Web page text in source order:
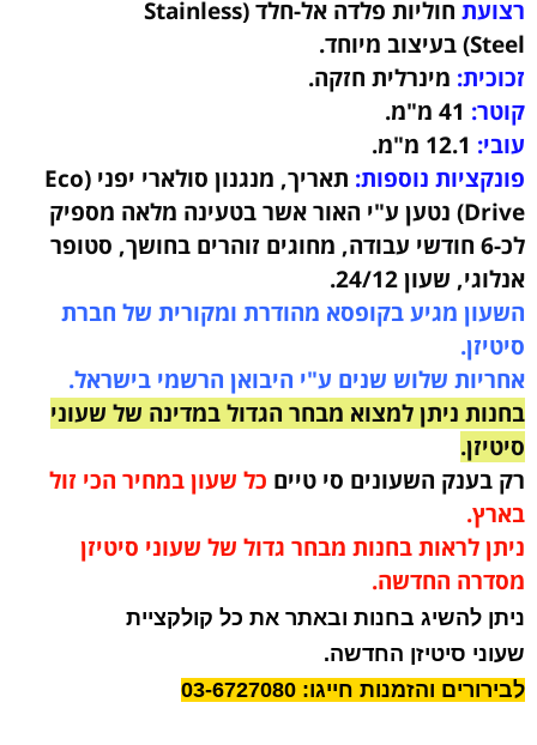
רצועת
חוליות פלדה אל-חלד (Stainless
Steel) בעיצוב מיוחד.
זכוכית: מינרלית חזקה.
קוטר: 41 מ"מ.
עובי: 12.1 מ"מ.
פונקציות נוספות:
תאריך, מנגנון סולארי יפני (Eco
Drive) נטען ע"י האור אשר בטעינה מלאה מספיק
לכ-6 חודשי עבודה, מחוגים זוהרים בחושך, סטופר
אנלוגי, שעון 24/12
.
השעון מגיע בקופסא מהודרת ומקורית של חברת
סיטיזן.
אחריות שלוש שנים ע"י היבואן הרשמי בישראל.
בחנות ניתן למצוא מבחר הגדול במדינה של שעוני
סיטיזן.
רק בענק השעונים סי טיים כל שעון במחיר הכי זול
בארץ.
ניתן לראות בחנות מבחר גדול של שעוני סיטיזן
מסדרה החדשה.
ניתן להשיג בחנות ובאתר את כל קולקציית
שעוני סיטיזן החדשה.
לבירורים והזמנות חייגו: 03-6727080